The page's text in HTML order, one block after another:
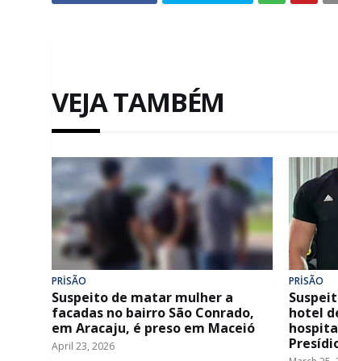
VEJA TAMBÉM
PRİSÃO
Suspeito de matar mulher a
facadas no bairro São Conrado,
em Aracaju, é preso em Maceió
April 23, 2026
PRİSÃO
hotel